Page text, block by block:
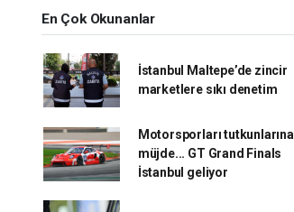
En Çok Okunanlar
İstanbul Maltepe’de zincir
marketlere sıkı denetim
Motorsporları tutkunlarına
müjde... GT Grand Finals
İstanbul geliyor